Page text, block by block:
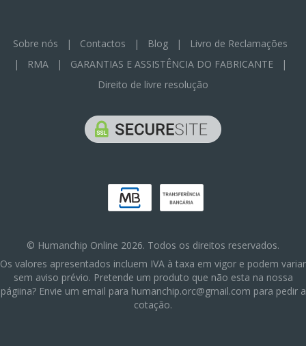
Sobre nós | Contactos | Blog |
Livro de Reclamações
|
RMA | GARANTIAS E ASSISTÊNCIA DO FABRICANTE |
Direito de livre resolução
© Humanchip Online 2026. Todos os direitos reservados.
Os valores apresentados incluem IVA à taxa em vigor e podem variar
sem aviso prévio. Pretende um produto que não esta na nossa
págiina? Envie um email para humanchip.orc@gmail.com para pedir a
cotação.